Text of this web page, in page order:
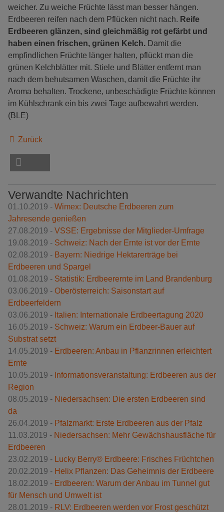
weicher. Zu weiche Früchte lässt man besser hängen.
Erdbeeren reifen nach dem Pflücken nicht nach. Reife
Erdbeeren glänzen, sind gleichmäßig rot gefärbt und
haben einen frischen, grünen Kelch. Damit die
empfindlichen Früchte länger halten, pflückt man die
grünen Kelchblätter mit. Stiele und Blätter entfernt man
nach dem behutsamen Waschen, damit die Früchte ihr
Aroma behalten. Trockene, unbeschädigte Früchte können
im Kühlschrank ein bis zwei Tage aufbewahrt werden.
(BLE)
Zurück
Verwandte Nachrichten
01.10.2019 - Wimex: Deutsche Erdbeeren zum
Jahresende genießen
27.08.2019 - VSSE: Ergebnisse der Mitglieder-Umfrage
19.08.2019 - Schweiz: Nach der Ernte ist vor der Ernte
02.08.2019 - Bayern: Niedrige Hektarerträge bei
Erdbeeren und Spargel
01.08.2019 - Statistik: Erdbeerernte im Land Brandenburg
03.06.2019 - Oberösterreich: Saisonstart auf
Erdbeerfeldern
03.06.2019 - Italien: Internationale Erdbeertagung 2020
16.05.2019 - Schweiz: Warum ein Erdbeer-Bauer auf
Substrat setzt
14.05.2019 - Erdbeeren: Anbau in Pflanzrinnen erleichtert
Ernte
10.05.2019 - Informationsveranstaltung: Erdbeeren aus der
Region
08.05.2019 - Niedersachsen: Die ersten Erdbeeren sind
da
26.04.2019 - Pfalzmarkt: Erste Erdbeeren aus der Pfalz
11.03.2019 - Niedersachsen: Mehr Gewächshausfläche für
Erdbeeren
23.02.2019 - Lucky Berry® Erdbeere: Frisches Früchtchen
20.02.2019 - Helix Pflanzen: Das Geheimnis der Erdbeere
18.02.2019 - Erdbeeren: Warum der Anbau im Tunnel gut
für Mensch und Umwelt ist
28.01.2019 - RLV: Erdbeeren werden vor Frost geschützt